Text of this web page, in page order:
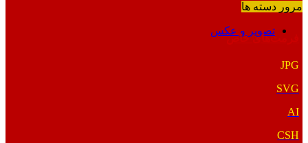
مرور دسته ها
تصویر و عکس
فرمت‌های خاص
JPG
SVG
AI
CSH